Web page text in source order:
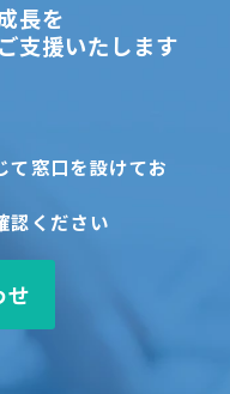
長を
支援いたします
て窓口を設けてお
認ください
せ